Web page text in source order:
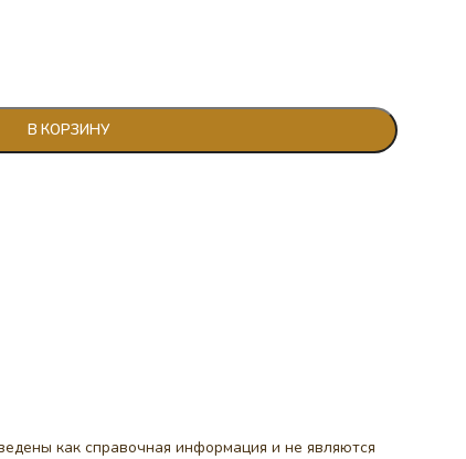
В КОРЗИНУ
как справочная информация и не являются